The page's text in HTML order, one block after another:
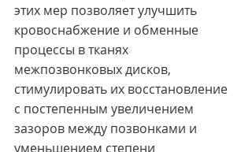
этих мер позволяет улучшить
кровоснабжение и обменные
процессы в тканях
межпозвонковых дисков,
стимулировать их восстановление
с постепенным увеличением
зазоров между позвонками и
уменьшением степени